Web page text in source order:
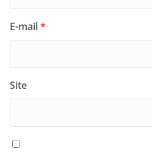
E-mail*
Site